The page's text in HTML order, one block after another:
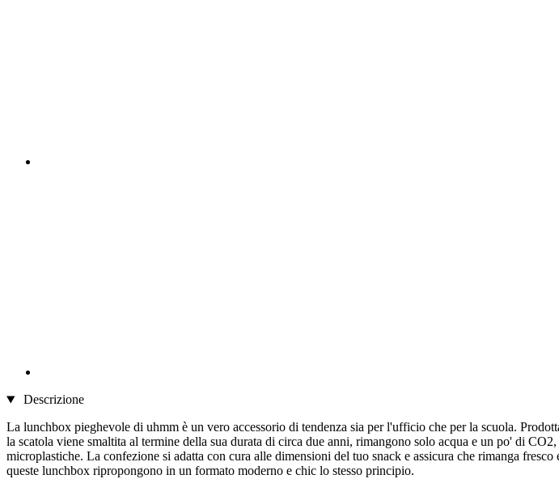
Descrizione
La lunchbox pieghevole di uhmm è un vero accessorio di tendenza sia per l'ufficio che per la scuola.
la scatola viene smaltita al termine della sua durata di circa due anni, rimangono solo acqua e un po' di
microplastiche. La confezione si adatta con cura alle dimensioni del tuo snack e assicura che rimanga
queste lunchbox ripropongono in un formato moderno e chic lo stesso principio.